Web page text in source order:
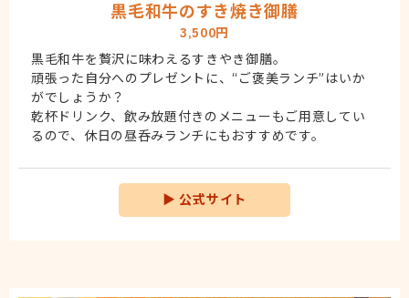
黒毛和牛のすき焼き御膳
3,500円
黒毛和牛を贅沢に味わえるすきやき御膳。
頑張った自分へのプレゼントに、“ご褒美ランチ”はいか
がでしょうか？
乾杯ドリンク、飲み放題付きのメニューもご用意してい
るので、休日の昼呑みランチにもおすすめです。
▶ 公式サイト